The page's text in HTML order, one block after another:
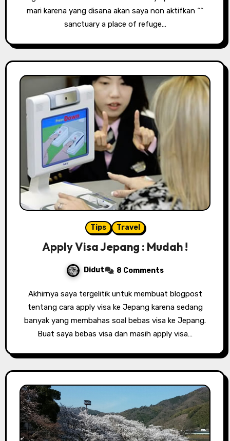
mari karena yang disana akan saya non aktifkan ^^
sanctuary a place of refuge…
Tips Travel
Apply Visa Jepang : Mudah !
Didut 8 Comments
Akhirnya saya tergelitik untuk membuat blogpost
tentang cara apply visa ke Jepang karena sedang
banyak yang membahas soal bebas visa ke Jepang.
Buat saya bebas visa dan masih apply visa…